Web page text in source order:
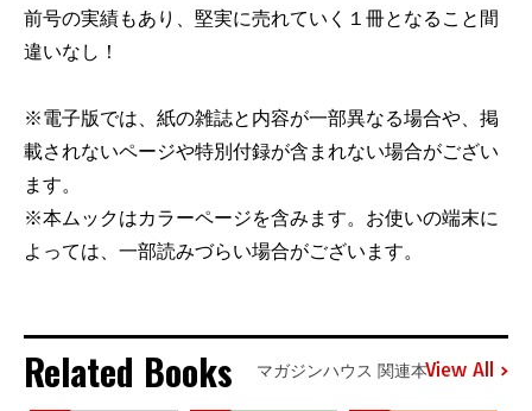
前号の実績もあり、堅実に売れていく１冊となること間
違いなし！
※電子版では、紙の雑誌と内容が一部異なる場合や、掲
載されないページや特別付録が含まれない場合がござい
ます。
※本ムックはカラーページを含みます。お使いの端末に
よっては、一部読みづらい場合がございます。
Related Books マガジンハウス 関連本View All